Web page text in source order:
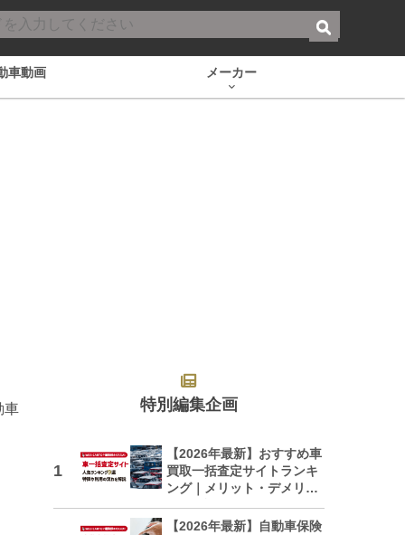
車動画 メーカー
車 特別編集企画
【2026年最新】おすすめ車
買取一括査定サイトランキ
ング｜メリット・デメリッ
トも解説
【2026年最新】自動車保険